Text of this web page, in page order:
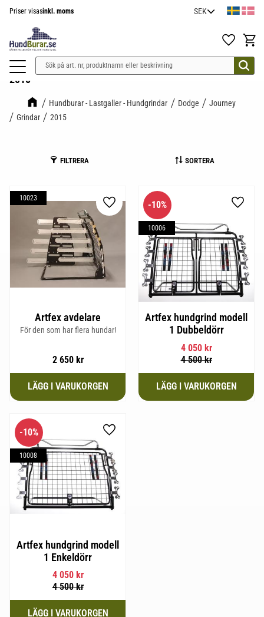
Priser visasinkl. moms
Favoriter
2015
Hundburar - Lastgaller - Hundgrindar Dodge
Journey
Grindar
2015
FILTRERA SORTERA
Artfex avdelare
För den som har flera hundar!
2 650kr
10023
Lägg till i favoriter
Artfex hundgrind modell
1 Dubbeldörr
4 050kr
4 500kr
10%
10006
Lägg
Artfex hundgrind modell
1 Enkeldörr
4 050kr
4 500kr
10%
10008
Lägg till i favoriter